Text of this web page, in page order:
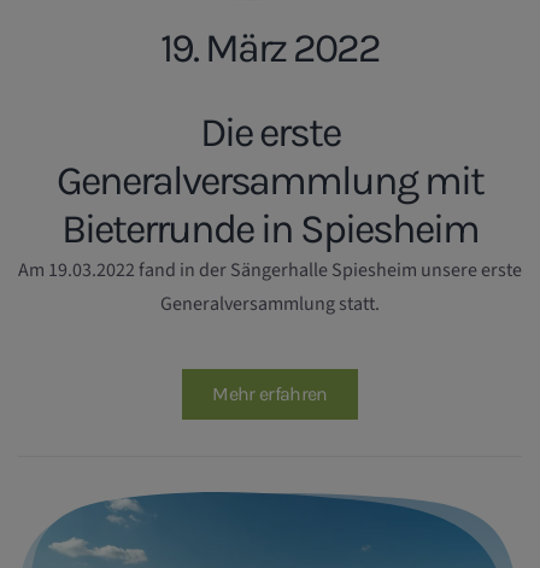
19. März 2022
Die erste
Generalversammlung mit
Bieterrunde in Spiesheim
Am 19.03.2022 fand in der Sängerhalle Spiesheim unsere erste
Generalversammlung statt.
Mehr erfahren